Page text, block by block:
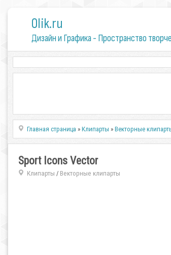
0lik.ru
Дизайн и Графика - Пространство
Главная страница »Клипарты »Векторные
Sport Icons Vector
Клипарты / Векторные клипарты